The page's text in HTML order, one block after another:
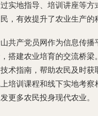
实地指导、培训讲座等
，有效提升了农业生产的
共产党员网作为信息传
搭建农业培育的交流桥
术指南，帮助农民及时
培训课程和线下实地考
更多农民投身现代农业。